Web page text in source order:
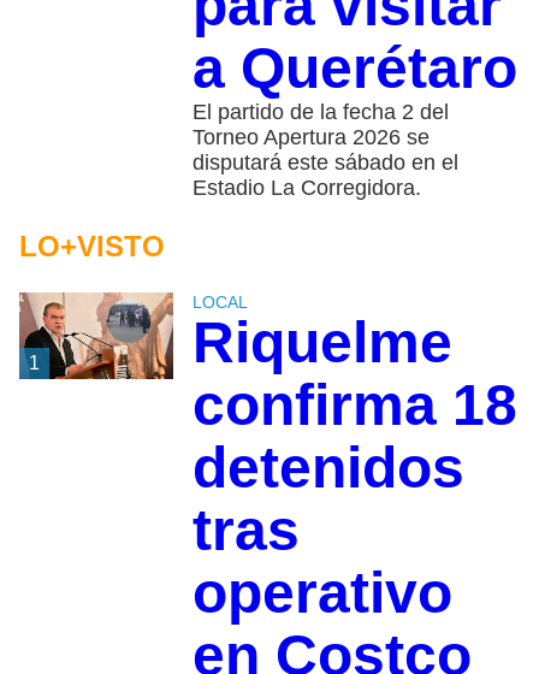
a Querétaro
El partido de la fecha 2 del
Torneo Apertura 2026 se
disputará este sábado en el
Estadio La Corregidora.
LO+VISTO
1
LOCAL
Riquelme
confirma 18
detenidos
tras
operativo
en Costco